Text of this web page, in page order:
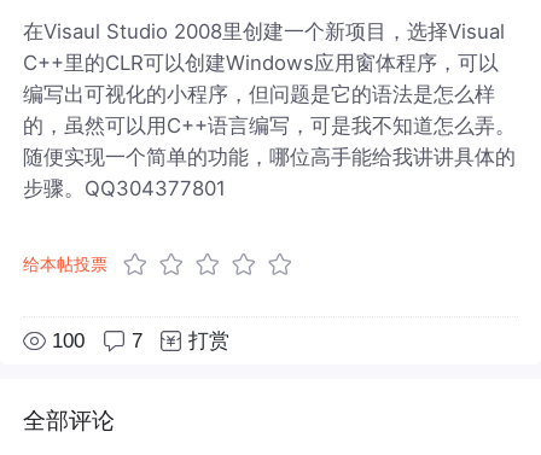
在Visaul Studio 2008里创建一个新项目，选择Visual
C++里的CLR可以创建Windows应用窗体程序，可以
编写出可视化的小程序，但问题是它的语法是怎么样
的，虽然可以用C++语言编写，可是我不知道怎么弄。
随便实现一个简单的功能，哪位高手能给我讲讲具体的
步骤。QQ304377801
给本帖投票
100 7 打赏
全部评论